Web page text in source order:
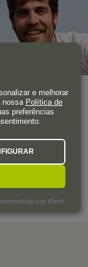
adega familiar
e melhorar
nossa Política de
preferências
por Klaro!